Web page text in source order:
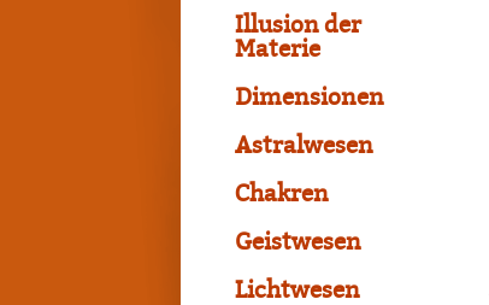
Illusion der
Materie
Dimensionen
Astralwesen
Chakren
Geistwesen
Lichtwesen